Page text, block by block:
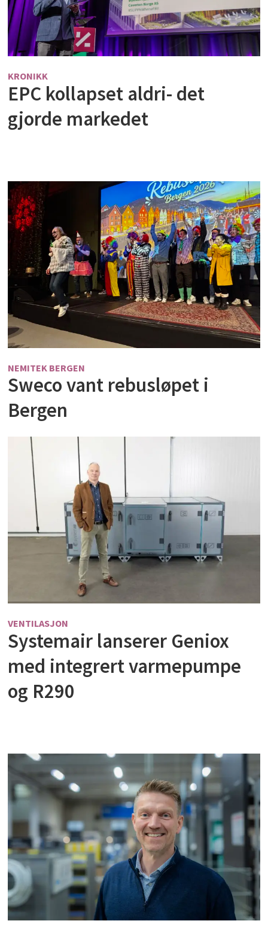
KRONIKK
EPC kollapset aldri- det
gjorde markedet
NEMITEK BERGEN
Sweco vant rebusløpet i
Bergen
VENTILASJON
Systemair lanserer Geniox
med integrert varmepumpe
og R290